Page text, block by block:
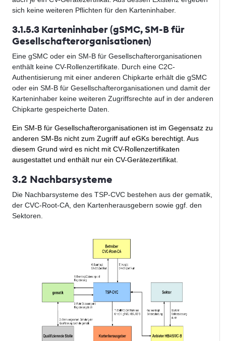
sich keine weiteren Pflichten für den Karteninhaber.
3.1.5.3 Karteninhaber (gSMC, SM-B für
Gesellschafterorganisationen)
Eine gSMC oder ein SM-B für Gesellschafterorganisationen
enthält keine CV-Rollenzertifikate. Durch eine C2C-
Authentisierung mit einer anderen Chipkarte erhält die gSMC
oder ein SM-B für Gesellschafterorganisationen und damit der
Karteninhaber keine weiteren Zugriffsrechte auf in der anderen
Chipkarte gespeicherte Daten.
Ein SM-B für Gesellschafterorganisationen ist im Gegensatz zu
anderen SM-Bs nicht zum Zugriff auf eGKs berechtigt. Aus
diesem Grund wird es nicht mit CV-Rollenzertifikaten
ausgestattet und enthält nur ein CV-Gerätezertifikat.
3.2 Nachbarsysteme
Die Nachbarsysteme des TSP-CVC bestehen aus der gematik,
der CVC-Root-CA, den Kartenherausgebern sowie ggf. den
Sektoren.